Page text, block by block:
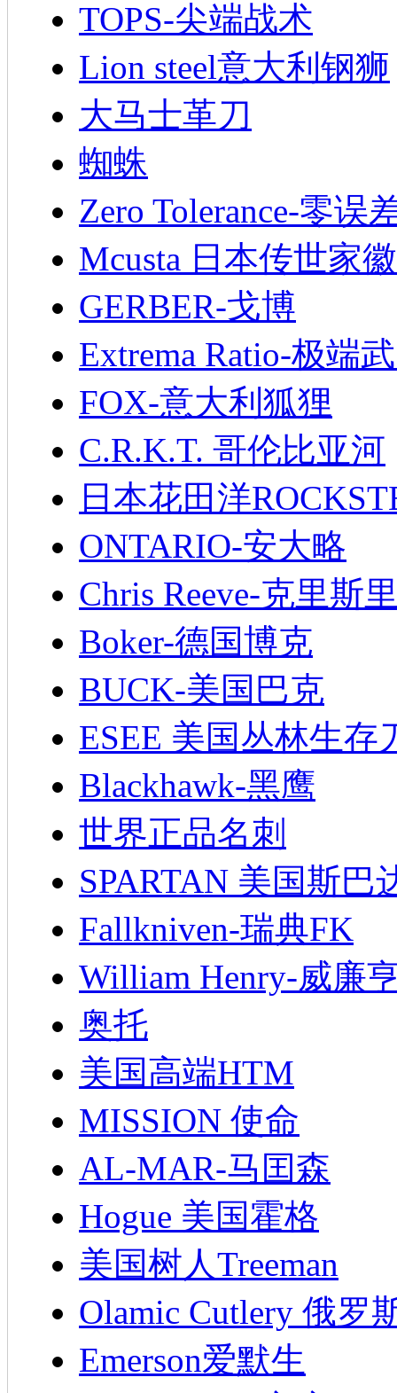
TOPS-尖端战术
Lion steel意大利钢狮
大马士革刀
蜘蛛
Zero Tolerance-零误
Mcusta 日本传世家徽
GERBER-戈博
Extrema Ratio-极端
FOX-意大利狐狸
C.R.K.T. 哥伦比亚河
日本花田洋
ONTARIO-安大略
Chris Reeve-克里斯
Boker-德国博克
BUCK-美国巴克
ESEE 美国丛林生存
Blackhawk-黑鹰
世界正品名刺
SPARTAN 美国斯巴
Fallkniven-瑞典FK
William Henry-威廉
奥托
美国高端HTM
MISSION 使命
AL-MAR-马囯森
Hogue 美国霍格
美国树人Treeman
Olamic Cutlery 俄罗
Emerson爱默生